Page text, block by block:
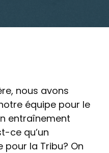
nous avons
équipe pour le
entraînement
ce qu’un
la Tribu? On